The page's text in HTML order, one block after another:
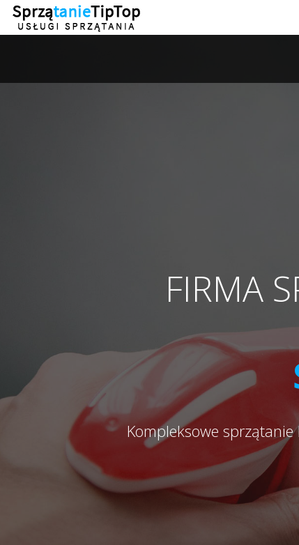
FIRMA
Kompleksowe